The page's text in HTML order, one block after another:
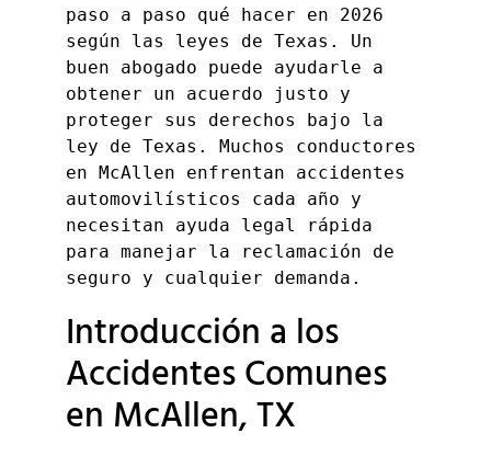
paso a paso qué hacer en 2026
según las leyes de Texas. Un
buen abogado puede ayudarle a
obtener un acuerdo justo y
proteger sus derechos bajo la
ley de Texas. Muchos conductores
en McAllen enfrentan accidentes
automovilísticos cada año y
necesitan ayuda legal rápida
para manejar la reclamación de
seguro y cualquier demanda.
Introducción a los
Accidentes Comunes
en McAllen, TX